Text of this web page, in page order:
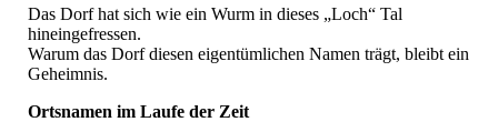
Das Dorf hat sich wie ein Wurm in dieses „Loch“ Tal
hineingefressen.
Warum das Dorf diesen eigentümlichen Namen trägt, bleibt ein
Geheimnis.
Ortsnamen im Laufe der Zeit